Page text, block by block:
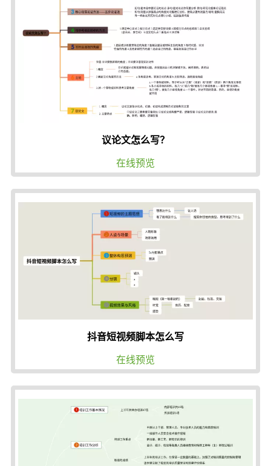
议论文怎么写？
在线预览
抖音短视频脚本怎么写
在线预览